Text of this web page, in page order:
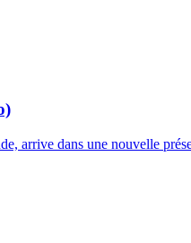
arrive dans une nouvelle